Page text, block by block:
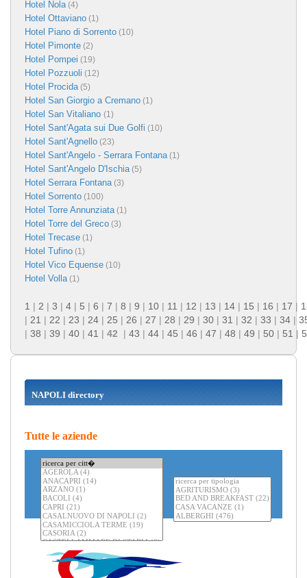
Hotel Nola(4)
Hotel Ottaviano (1)
Hotel Piano di Sorrento (10)
Hotel Pimonte (2)
Hotel Pompei (19)
Hotel Pozzuoli (12)
Hotel Procida(5)
Hotel San Giorgio a Cremano (1)
Hotel San Vitaliano (1)
Hotel Sant'Agata sui Due Golfi (10)
Hotel Sant'Agnello (23)
Hotel Sant'Angelo - Serrara Fontana(1)
Hotel Sant'Angelo D'Ischia(5)
Hotel Serrara Fontana(3)
Hotel Sorrento (100)
Hotel Torre Annunziata(1)
Hotel Torre del Greco (3)
Hotel Trecase (1)
Hotel Tufino (1)
Hotel Vico Equense (10)
Hotel Volla(1)
1 | 2 | 3 | 4 | 5 | 6 | 7 | 8 | 9 | 10 | 11 | 12 | 13 | 14 | 15 | 16 | 17 |
| 21 | 22 | 23 | 24 | 25 | 26 | 27 | 28 | 29 | 30 | 31 | 32 | 33 | 34 |
| 38 | 39 | 40 | 41 | 42 | 43 | 44 | 45 | 46 | 47 | 48 | 49 | 50 | 51 |
NAPOLI directory
Tutte le aziende